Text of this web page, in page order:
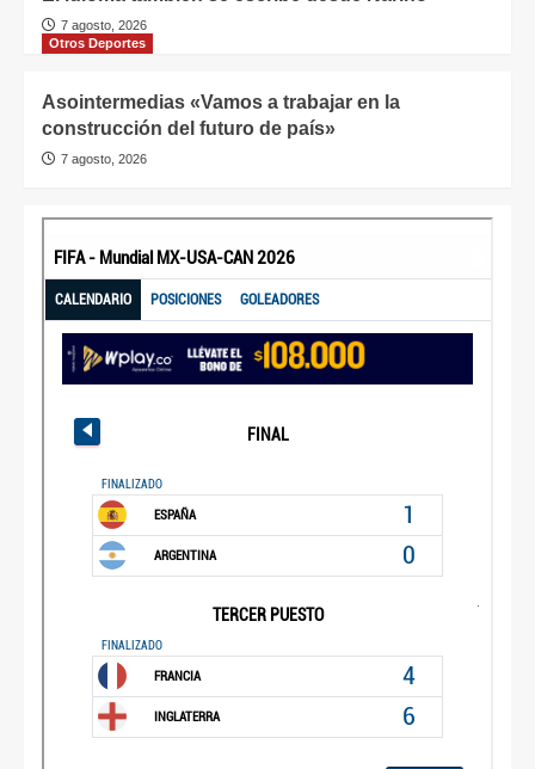
7 agosto, 2026
Otros Deportes
Asointermedias «Vamos a trabajar en la
construcción del futuro de país»
7 agosto, 2026